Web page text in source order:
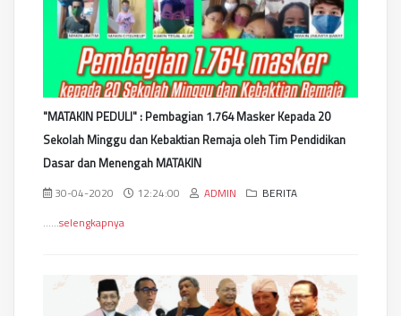
"MATAKIN PEDULI" : Pembagian 1.764 Masker Kepada 20
Sekolah Minggu dan Kebaktian Remaja oleh Tim Pendidikan
Dasar dan Menengah MATAKIN
30-04-2020 12:24:00 ADMIN
BERITA
......selengkapnya